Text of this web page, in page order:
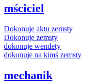
mściciel
Dokonuje aktu zemsty
Dokonuje zemsty
dokonuje wendety
dokonuje na kimś zemsty
mechanik